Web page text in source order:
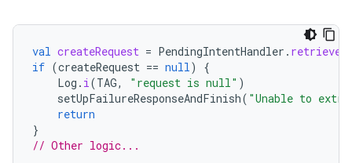
val createRequest = PendingIntentHandler .
if (createRequest == null)
{
Log . i(TAG, "request is null" )
setUpFailureResponseAndFinish( "Unable to
return
}
// Other logic...